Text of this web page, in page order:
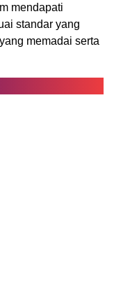
mendapati
standar yang
memadai serta